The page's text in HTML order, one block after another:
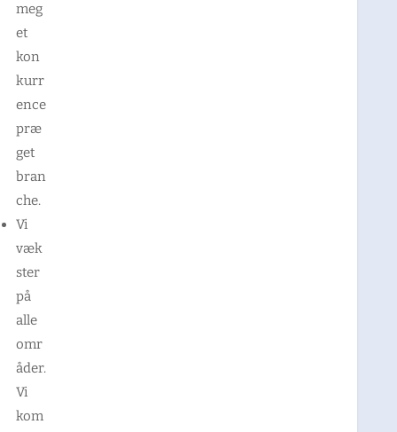
meg
et
kon
kurr
ence
præ
get
bran
che.
Vi
væk
ster
på
alle
omr
åder.
Vi
kom